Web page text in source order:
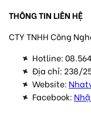
THÔNG TIN LIÊN HỆ
CTY TNHH Công
Hotline:
Địa chỉ: 238/
Website:
Facebook: